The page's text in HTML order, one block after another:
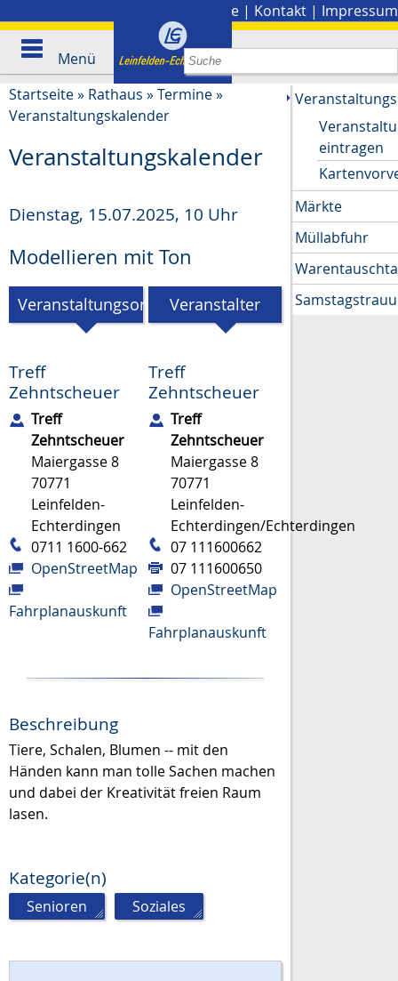
Presse | Kontakt | Impressum
Menü
Startseite» Rathaus »Termine»
Veranstaltungskalender
Veranstaltungskalender
Dienstag, 15.07.2025, 10 Uhr
Modellieren mit Ton
Veranstaltungsort
Treff
Zehntscheuer
Treff
Zehntscheuer
Maiergasse 8
70771
Leinfelden-
Echterdingen
0711 1600-662
OpenStreetMap
Fahrplanauskunft
Veranstalter
Treff
Zehntscheuer
Treff
Zehntscheuer
Maiergasse 8
70771
Leinfelden-
Echterdingen/Echterdingen
07 111600662
07 111600650
OpenStreetMap
Fahrplanauskunft
Beschreibung
Tiere, Schalen, Blumen -- mit den
Händen kann man tolle Sachen machen
und dabei der Kreativität freien Raum
lasen.
Kategorie(n)
Senioren Soziales
eintragen
Märkte
Müllabfuhr